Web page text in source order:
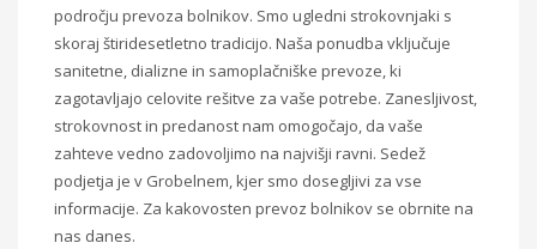
področju prevoza bolnikov. Smo ugledni strokovnjaki s
skoraj štiridesetletno tradicijo. Naša ponudba vključuje
sanitetne, dializne in samoplačniške prevoze, ki
zagotavljajo celovite rešitve za vaše potrebe. Zanesljivost,
strokovnost in predanost nam omogočajo, da vaše
zahteve vedno zadovoljimo na najvišji ravni. Sedež
podjetja je v Grobelnem, kjer smo dosegljivi za vse
informacije. Za kakovosten prevoz bolnikov se obrnite na
nas danes.